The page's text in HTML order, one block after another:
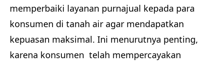
memperbaiki layanan purnajual kepada para
konsumen di tanah air agar mendapatkan
kepuasan maksimal. Ini menurutnya penting,
karena konsumen telah mempercayakan